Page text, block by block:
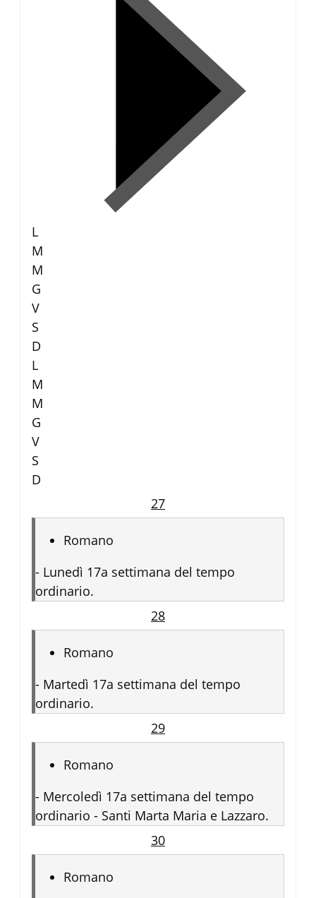
L
M
M
G
V
S
D
L
M
M
G
V
S
D
27
Romano
- Lunedì 17a settimana del tempo
ordinario.
28
Romano
- Martedì 17a settimana del tempo
ordinario.
29
Romano
- Mercoledì 17a settimana del tempo
ordinario - Santi Marta Maria e Lazzaro.
30
Romano